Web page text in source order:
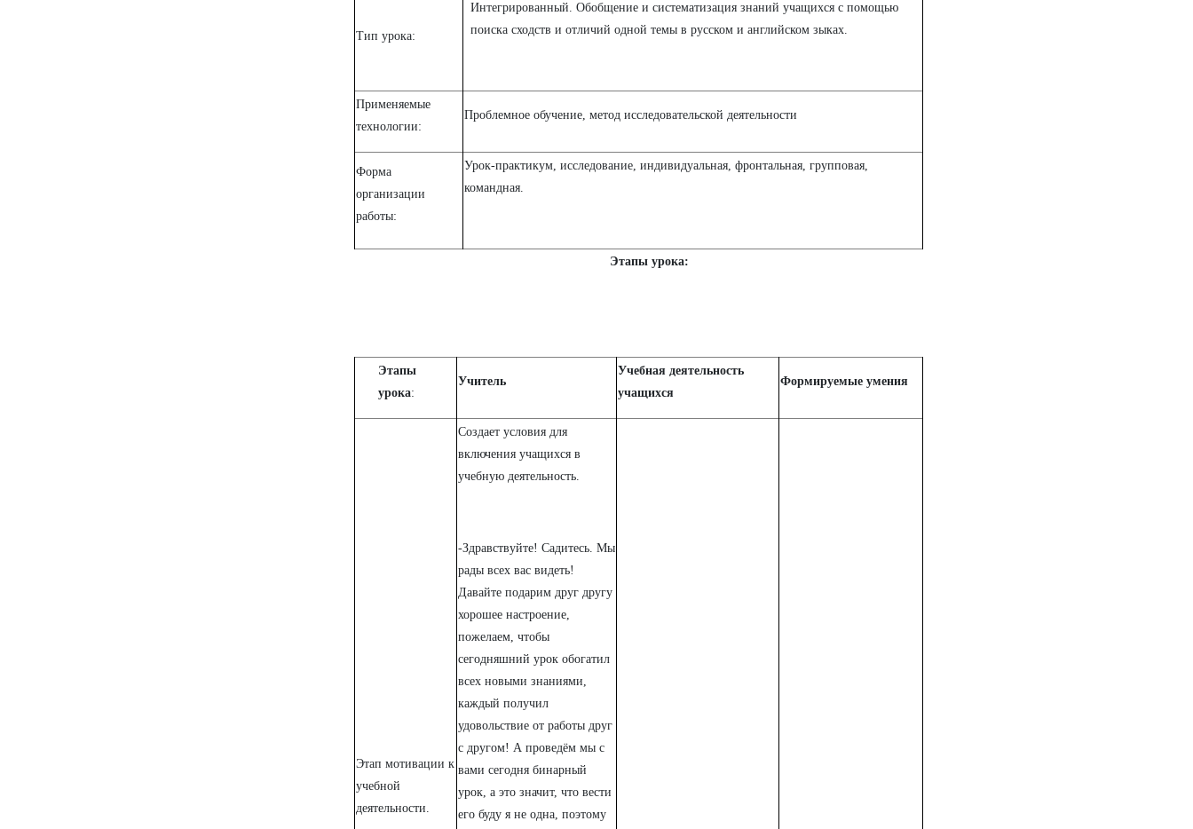
Тип урока:
Интегрированный. Обобщение и систематизация знаний учащихся с помощью
поиска сходств и отличий одной темы в русском и английском зыках.
Применяемые
технологии:
Проблемное обучение, метод исследовательской деятельности
Форма
организации
работы:
Урок-практикум, исследование, индивидуальная, фронтальная, групповая,
командная.
Этапы урока:
Этапы
урока:
Учитель
Учебная деятельность
учащихся
Формируемые умения
Этап мотивации к
учебной
деятельности.
Создает условия для
включения учащихся в
учебную деятельность.
-Здравствуйте! Садитесь. Мы
рады всех вас видеть!
Давайте подарим друг другу
хорошее настроение,
пожелаем, чтобы
сегодняшний урок обогатил
всех новыми знаниями,
каждый получил
удовольствие от работы друг
с другом! А проведём мы с
вами сегодня бинарный
урок, а это значит, что вести
его буду я не одна, поэтому